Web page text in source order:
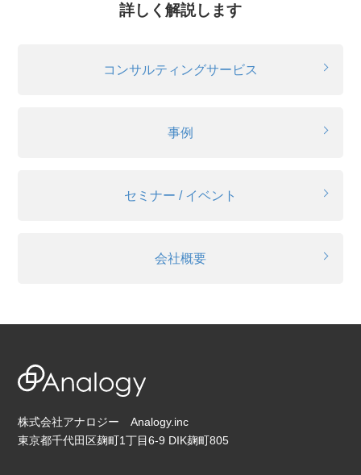
詳しく解説します
コンサルティングサービス
事例
セミナー / イベント
会社概要
株式会社アナロジー Analogy.inc
東京都千代田区麹町1丁目6-9 DIK麹町805